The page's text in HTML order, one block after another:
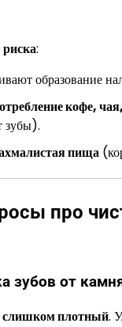
риска:
образование
кофе,
зубы).
пища
про
зубов от
слишком плотный.